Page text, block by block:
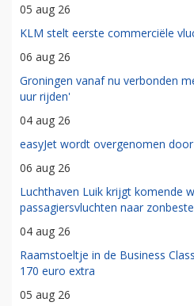
05 aug 26
KLM stelt eerste commerciële
06 aug 26
Groningen vanaf nu verbonden
uur rijden'
04 aug 26
easyJet wordt overgenomen
06 aug 26
Luchthaven Luik krijgt komende
passagiersvluchten naar
04 aug 26
Raamstoeltje in de Business
170 euro extra
05 aug 26